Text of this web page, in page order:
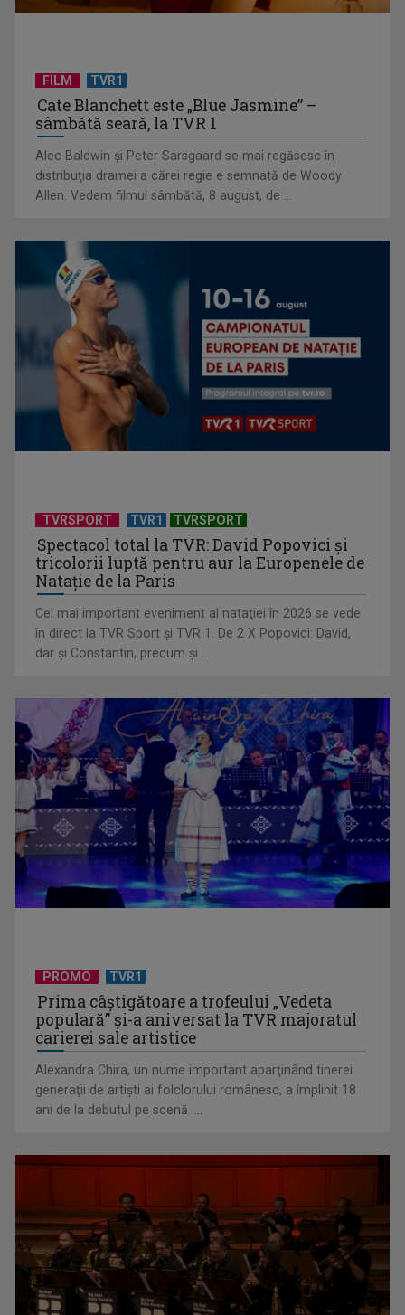
TELEȘCOALA: limba engleză, nivel A 1 / VIDEO
TELEȘCOALA: Limba spaniola, lecția 6, nivel A 1 / VIDEO
într-un triunghi” / ...
VIDEO
TELEȘCOALA: Limba română, clasa a VIII-a, noțiuni de
fonetică (II) / VIDEO
FILM TVR1
Cate Blanchett este „Blue Jasmine” –
sâmbătă seară, la TVR 1
Alec Baldwin şi Peter Sarsgaard se mai regăsesc în
distribuţia dramei a cărei regie e semnată de Woody
Allen. Vedem filmul sâmbătă, 8 august, de ...
TVRSPORT TVR1 TVRSPORT
Spectacol total la TVR: David Popovici și
tricolorii luptă pentru aur la Europenele de
Natație de la Paris
Cel mai important eveniment al nataţiei în 2026 se vede
în direct la TVR Sport şi TVR 1. De 2 X Popovici: David,
dar şi Constantin, precum şi ...
PROMO TVR1
Prima câştigătoare a trofeului „Vedeta
populară” şi-a aniversat la TVR majoratul
carierei sale artistice
Alexandra Chira, un nume important aparţinând tinerei
generaţii de artişti ai folclorului românesc, a împlinit 18
ani de la debutul pe scenă. ...